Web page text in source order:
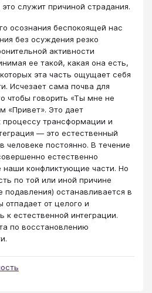
служит причиной страдания.
осознания беспокоящей нас
без осуждения резко
активности
ее такой, какая она есть,
эта часть ощущает себя
Исчезает сама почва для
чтобы говорить «Ты мне не
«Привет». Это дает
трансформации и
— это естественный
человеке постоянно. В течение
естественно
наши конфликтующие части. Но
по той или иной причине
подавления) останавливается в
от целого и
к естественной интеграции.
по восстановлению